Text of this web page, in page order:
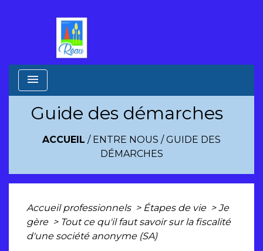
menu
Guide des démarches
ACCUEIL / ENTRE NOUS /GUIDE DES
DÉMARCHES
Accueil professionnels > Étapes de vie > Je
gère > Tout ce qu'il faut savoir sur la fiscalité
d'une société anonyme (SA)